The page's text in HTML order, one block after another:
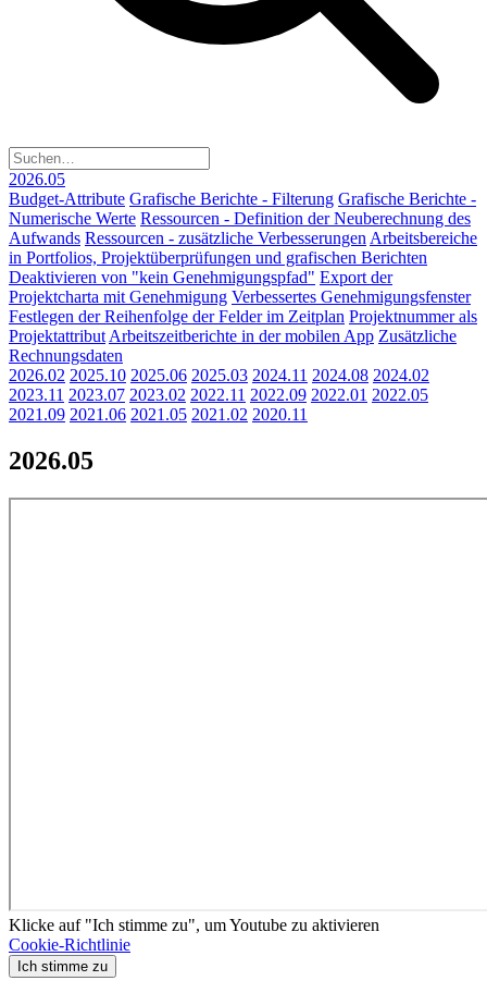
2026.05
Budget-Attribute Grafische Berichte - Filterung Grafische Berichte -
Numerische Werte Ressourcen - Definition der Neuberechnung des
Aufwands Ressourcen - zusätzliche Verbesserungen Arbeitsbereiche
in Portfolios, Projektüberprüfungen und grafischen Berichten
Deaktivieren von "kein Genehmigungspfad" Export der
Projektcharta mit Genehmigung Verbessertes Genehmigungsfenster
Festlegen der Reihenfolge der Felder im Zeitplan Projektnummer als
Projektattribut Arbeitszeitberichte in der mobilen App Zusätzliche
Rechnungsdaten
2026.02 2025.10 2025.06 2025.03 2024.11 2024.08 2024.02
2023.11 2023.07 2023.02 2022.11 2022.09 2022.01 2022.05
2021.09 2021.06 2021.05 2021.02 2020.11
2026.05
Klicke auf "Ich stimme zu", um Youtube zu aktivieren
Cookie-Richtlinie
Ich stimme zu